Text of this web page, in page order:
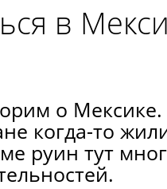
в
о
когда-то
руин тут